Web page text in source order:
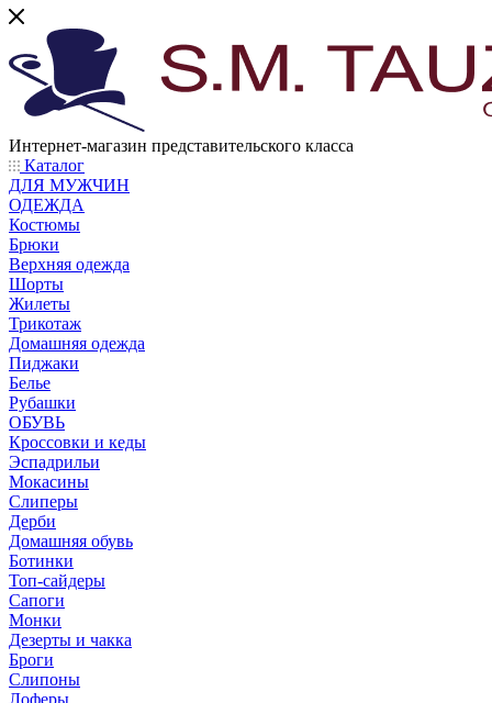
Интернет-магазин представительского класса
Каталог
ДЛЯ МУЖЧИН
ОДЕЖДА
Костюмы
Брюки
Верхняя одежда
Шорты
Жилеты
Трикотаж
Домашняя одежда
Пиджаки
Белье
Рубашки
ОБУВЬ
Кроссовки и кеды
Эспадрильи
Мокасины
Слиперы
Дерби
Домашняя обувь
Ботинки
Топ-сайдеры
Сапоги
Монки
Дезерты и чакка
Броги
Слипоны
Лоферы